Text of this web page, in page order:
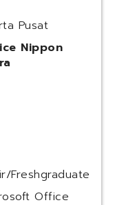
Pusat
Nippon
Freshgraduate
Office